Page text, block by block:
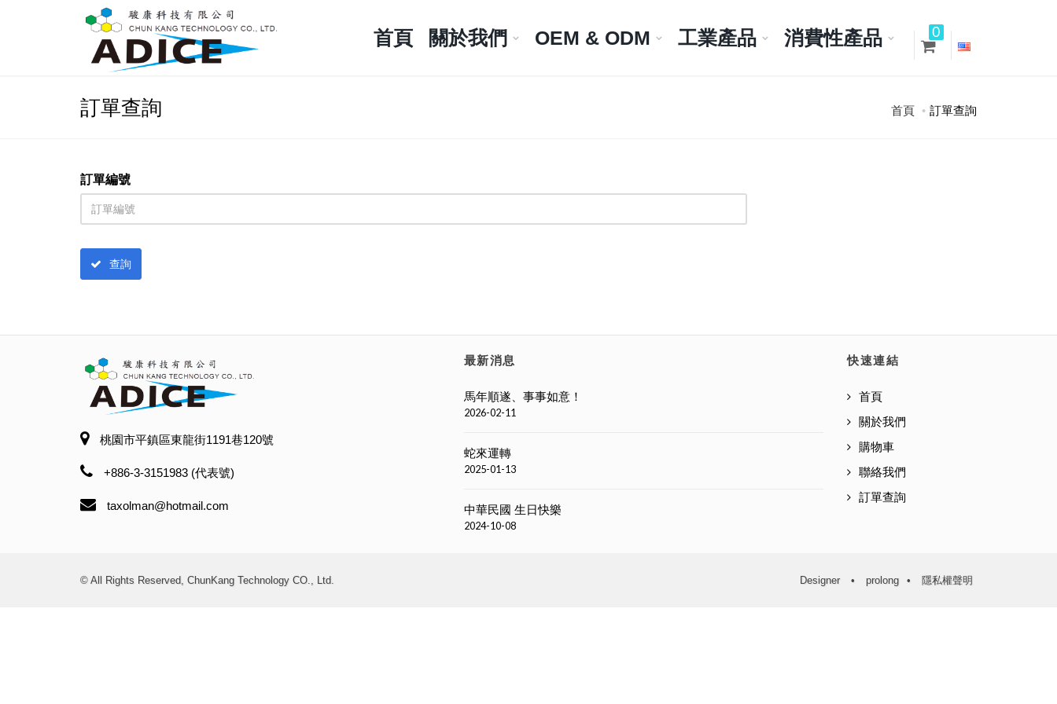
0
首頁 關於我們 OEM & ODM 工業產品 消費性產品
訂單查詢 首頁 訂單查詢
訂單編號
查詢
桃園市平鎮區東龍街1191巷120號
+886-3-3151983 (代表號)
taxolman@hotmail.com
最新消息
馬年順遂、事事如意！
2026-02-11
蛇來運轉
2025-01-13
中華民國 生日快樂
2024-10-08
快速連結
首頁
關於我們
購物車
聯絡我們
訂單查詢
• 隱私權聲明
Designer • prolong
© All Rights Reserved, ChunKang Technology CO., Ltd.